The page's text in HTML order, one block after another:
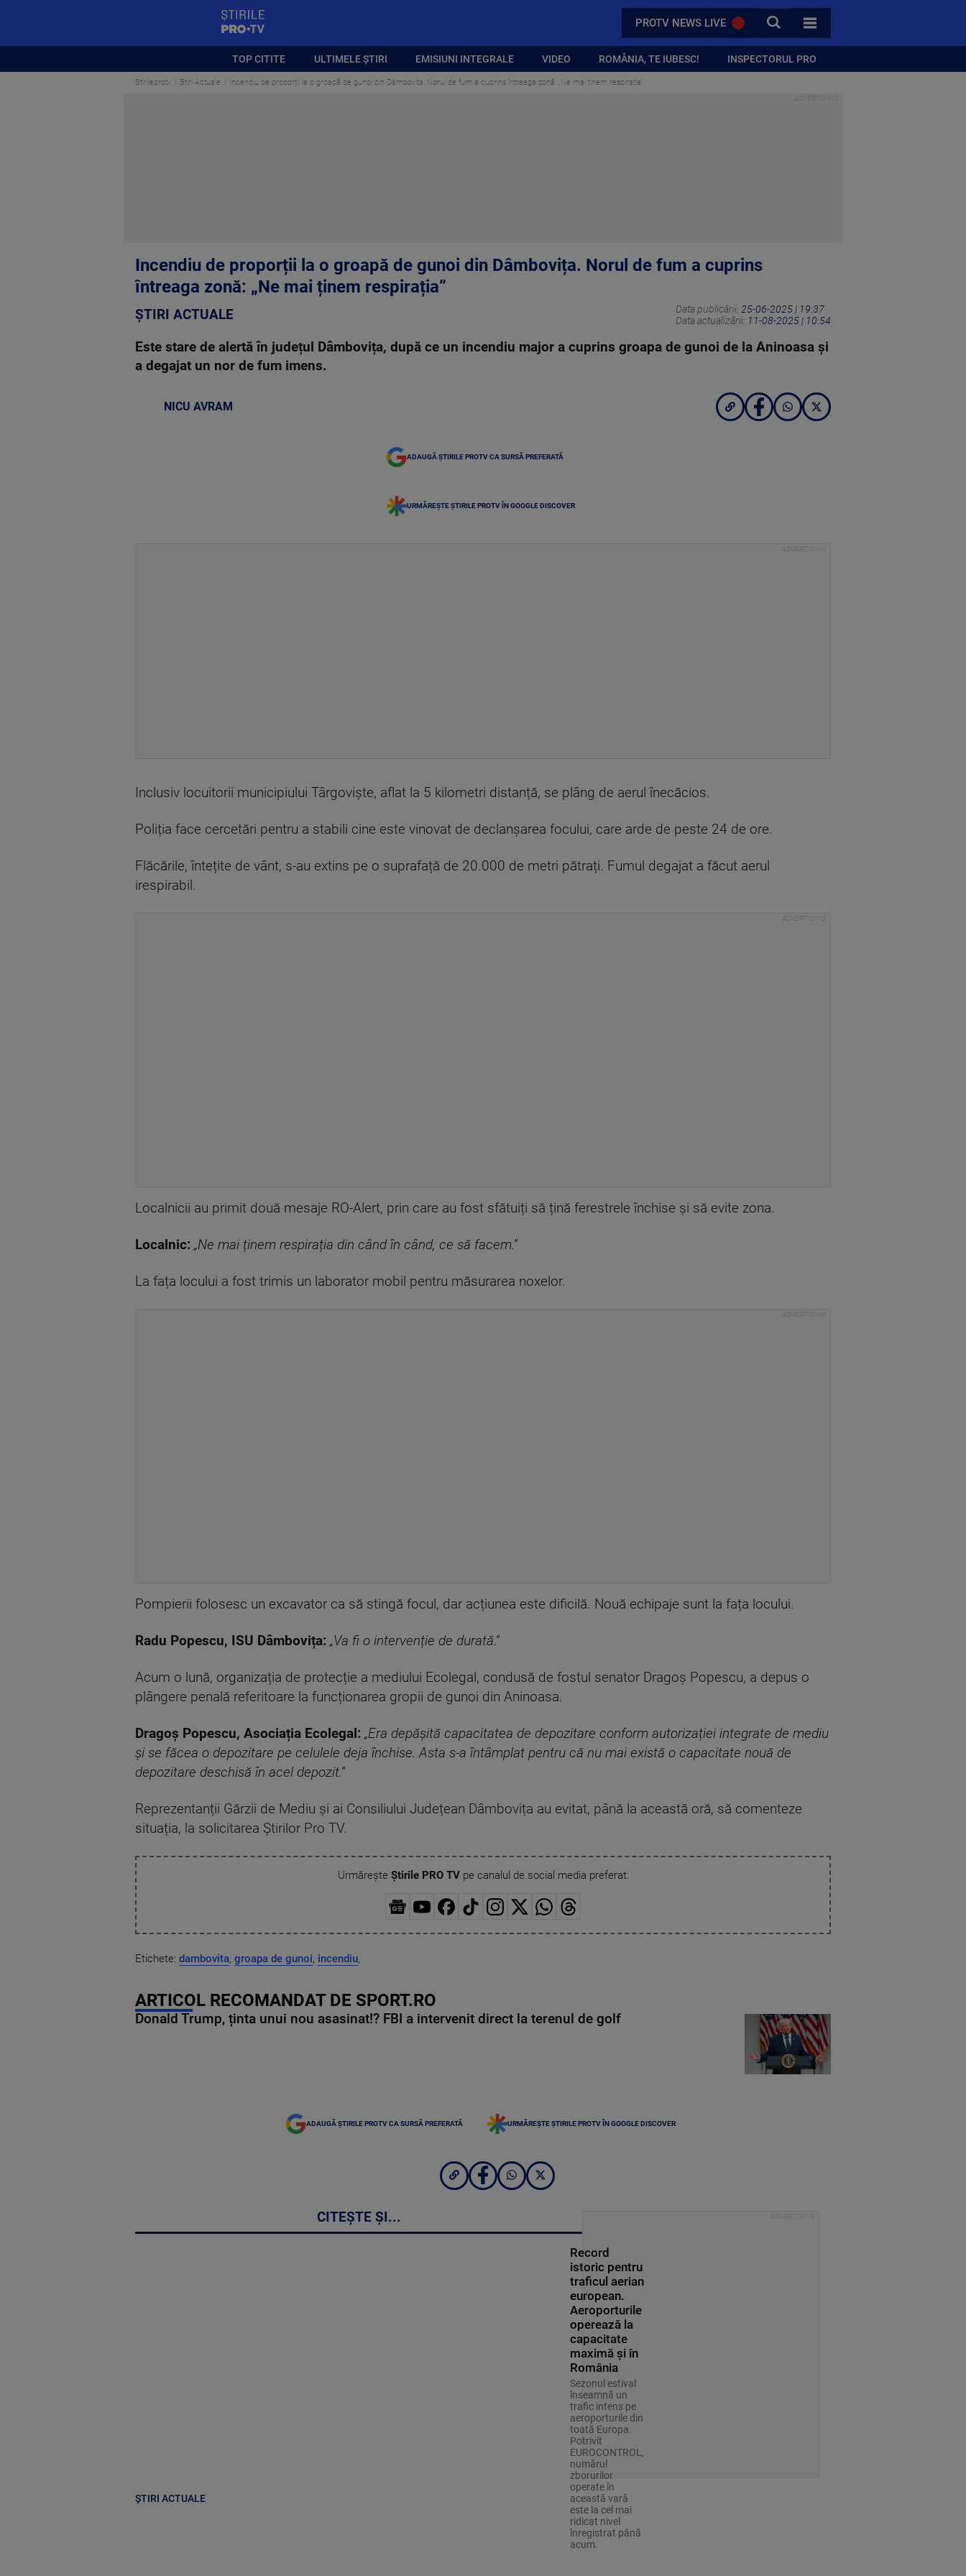
PROTV NEWS LIVE CAUTA
TOATE CATEGORIILE
TOP CITITE ULTIMELE ȘTIRI EMISIUNI INTEGRALE VIDEO ROMÂNIA, TE IUBESC! INSPECTORUL PRO
Stirileprotv Știri Actuale Incendiu de proporții la o groapă de gunoi din Dâmbovița. Norul de fum a cuprins întreaga zonă: „Ne mai ținem respirația”
Incendiu de proporții la o groapă de gunoi din Dâmbovița. Norul de fum a cuprins
întreaga zonă: „Ne mai ținem respirația”
ȘTIRI ACTUALE Data publicării: 25-06-2025 | 19:37
Data actualizării: 11-08-2025 | 10:54
Este stare de alertă în județul Dâmbovița, după ce un incendiu major a cuprins groapa de gunoi de la Aninoasa și
a degajat un nor de fum imens.
NICU AVRAM
ADAUGĂ ȘTIRILE PROTV CA SURSĂ PREFERATĂ
URMĂREȘTE ȘTIRILE PROTV ÎN GOOGLE DISCOVER
Inclusiv locuitorii municipiului Târgoviște, aflat la 5 kilometri distanță, se plâng de aerul înecăcios.
Poliția face cercetări pentru a stabili cine este vinovat de declanșarea focului, care arde de peste 24 de ore.
Flăcările, întețite de vânt, s-au extins pe o suprafață de 20.000 de metri pătrați. Fumul degajat a făcut aerul
irespirabil.
Localnicii au primit două mesaje RO-Alert, prin care au fost sfătuiți să țină ferestrele închise și să evite zona.
Localnic: „Ne mai ținem respirația din când în când, ce să facem.”
La fața locului a fost trimis un laborator mobil pentru măsurarea noxelor.
Pompierii folosesc un excavator ca să stingă focul, dar acțiunea este dificilă. Nouă echipaje sunt la fața locului.
Radu Popescu, ISU Dâmbovița: „Va fi o intervenție de durată.”
Acum o lună, organizația de protecție a mediului Ecolegal, condusă de fostul senator Dragoș Popescu, a depus o
plângere penală referitoare la funcționarea gropii de gunoi din Aninoasa.
Dragoș Popescu, Asociația Ecolegal: „Era depășită capacitatea de depozitare conform autorizației integrate de mediu
și se făcea o depozitare pe celulele deja închise. Asta s-a întâmplat pentru că nu mai există o capacitate nouă de
depozitare deschisă în acel depozit.”
Reprezentanții Gărzii de Mediu și ai Consiliului Județean Dâmbovița au evitat, până la această oră, să comenteze
situația, la solicitarea Știrilor Pro TV.
Urmărește Știrile PRO TVpe canalul de social media preferat:
Etichete: dambovita, groapa de gunoi, incendiu,
ARTICOL RECOMANDAT DE SPORT.RO
Donald Trump, ținta unui nou asasinat!? FBI a intervenit direct la terenul de golf
ADAUGĂ ȘTIRILE PROTV CA SURSĂ PREFERATĂ URMĂREȘTE ȘTIRILE PROTV ÎN GOOGLE DISCOVER
CITEȘTE ȘI...
ȘTIRI ACTUALE
Record
istoric pentru
traficul aerian
european.
Aeroporturile
operează la
capacitate
maximă și în
România
Sezonul estival
înseamnă un
trafic intens pe
aeroporturile din
toată Europa.
Potrivit
EUROCONTROL,
numărul
zborurilor
operate în
această vară
este la cel mai
ridicat nivel
înregistrat până
acum.